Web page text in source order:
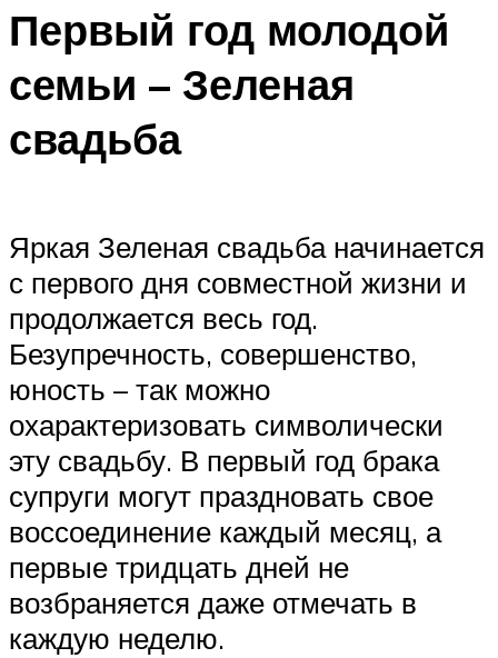
Первый год молодой
семьи – Зеленая
свадьба
Яркая Зеленая свадьба начинается
с первого дня совместной жизни и
продолжается весь год.
Безупречность, совершенство,
юность – так можно
охарактеризовать символически
эту свадьбу. В первый год брака
супруги могут праздновать свое
воссоединение каждый месяц, а
первые тридцать дней не
возбраняется даже отмечать в
каждую неделю.